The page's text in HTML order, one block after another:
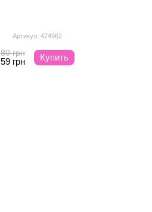
Артикул: 474962
80 грн
59 грн Купить